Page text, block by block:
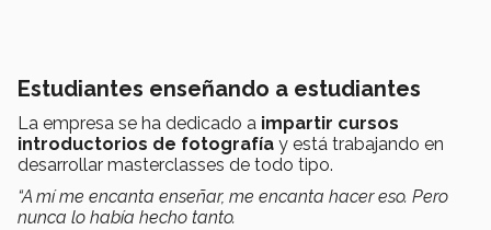
Estudiantes enseñando a estudiantes
La empresa se ha dedicado a impartir cursos
introductorios de fotografía y está trabajando en
desarrollar masterclasses de todo tipo.
“A mí me encanta enseñar, me encanta hacer eso. Pero
nunca lo había hecho tanto.